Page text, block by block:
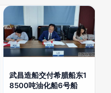
武昌造船交付希腊船东1
8500吨油化船6号船